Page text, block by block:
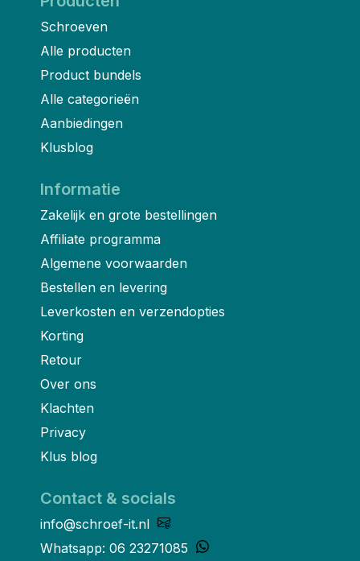
Schroeven
Alle producten
Product bundels
Alle categorieën
Aanbiedingen
Klusblog
Informatie
Zakelijk en grote bestellingen
Affiliate programma
Algemene voorwaarden
Bestellen en levering
Leverkosten en verzendopties
Korting
Retour
Over ons
Klachten
Privacy
Klus blog
Contact & socials
info@schroef-it.nl
Whatsapp: 06 23271085